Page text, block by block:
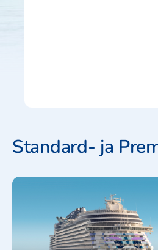
Ettevõttest, kontaktid,
Standard- ja